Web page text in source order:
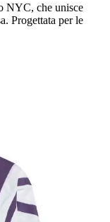
NYC, che unisce
Progettata per le